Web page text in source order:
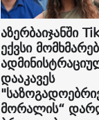
აზერბაიჯანში
ექვსი
დააკავეს
მორალის“